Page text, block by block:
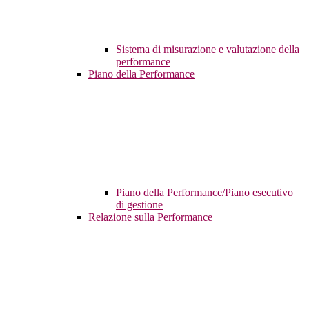
Sistema di misurazione e valutazione della
performance
Piano della Performance
Piano della Performance/Piano esecutivo
di gestione
Relazione sulla Performance